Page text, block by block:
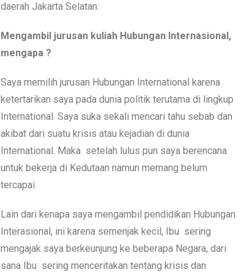
daerah Jakarta Selatan:
Mengambil jurusan kuliah Hubungan Internasional,
mengapa ?
Saya memilih jurusan Hubungan International karena
ketertarikan saya pada dunia politik terutama di lingkup
International. Saya suka sekali mencari tahu sebab dan
akibat dari suatu krisis atau kejadian di dunia
International. Maka setelah lulus pun saya berencana
untuk bekerja di Kedutaan namun memang belum
tercapai.
Lain dari kenapa saya mengambil pendidikan Hubungan
Interasional, ini karena semenjak kecil, Ibu sering
mengajak saya berkeunjung ke beberapa Negara, dari
sana Ibu sering menceritakan tentang krisis dan